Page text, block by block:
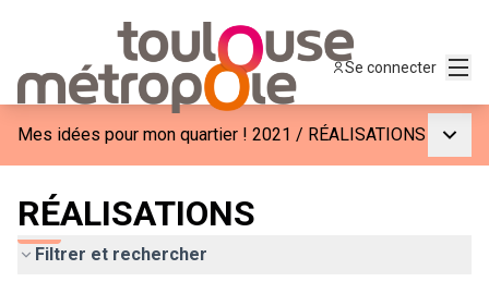
Se connecter
Mes idées pour mon quartier ! 2021 / RÉALISATIONS
RÉALISATIONS
Filtrer et rechercher